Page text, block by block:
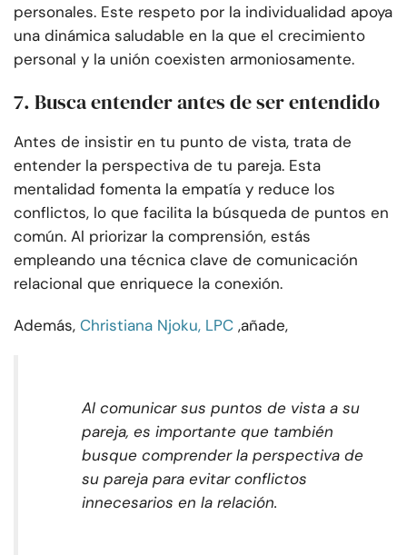
personales. Este respeto por la individualidad apoya
una dinámica saludable en la que el crecimiento
personal y la unión coexisten armoniosamente.
7. Busca entender antes de ser entendido
Antes de insistir en tu punto de vista, trata de
entender la perspectiva de tu pareja. Esta
mentalidad fomenta la empatía y reduce los
conflictos, lo que facilita la búsqueda de puntos en
común. Al priorizar la comprensión, estás
empleando una técnica clave de comunicación
relacional que enriquece la conexión.
Además, Christiana Njoku, LPC ,añade,
Al comunicar sus puntos de vista a su
pareja, es importante que también
busque comprender la perspectiva de
su pareja para evitar conflictos
innecesarios en la relación.